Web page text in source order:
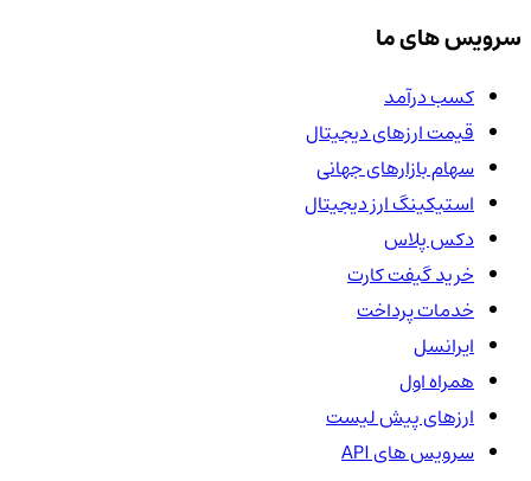
سرویس های ما
کسب درآمد
قیمت ارزهای دیجیتال
سهام بازارهای جهانی
استیکینگ ارز دیجیتال
دکس پلاس
خرید گیفت کارت
خدمات پرداخت
ایرانسل
همراه اول
ارزهای پیش لیست
سرویس های API